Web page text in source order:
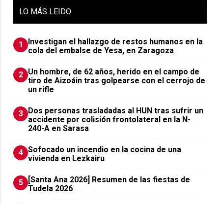
LO MÁS LEIDO
1
Investigan el hallazgo de restos humanos en la
cola del embalse de Yesa, en Zaragoza
2 Un hombre, de 62 años, herido en el campo de
tiro de Aizoáin tras golpearse con el cerrojo de
un rifle
3 ​Dos personas trasladadas al HUN tras sufrir un
accidente por colisión frontolateral en la N-
240-A en Sarasa
4 Sofocado un incendio en la cocina de una
vivienda en Lezkairu
5
[Santa Ana 2026] Resumen de las fiestas de
Tudela 2026